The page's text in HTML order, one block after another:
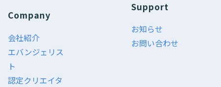
Company
会社紹介
エバンジェリス
ト
認定クリエイタ
Support
お知らせ
お問い合わせ